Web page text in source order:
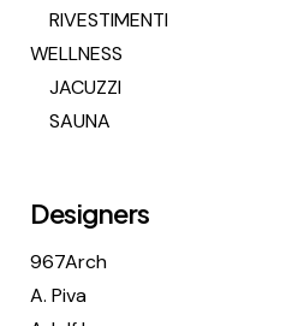
RIVESTIMENTI
WELLNESS
JACUZZI
SAUNA
Designers
967Arch
A. Piva